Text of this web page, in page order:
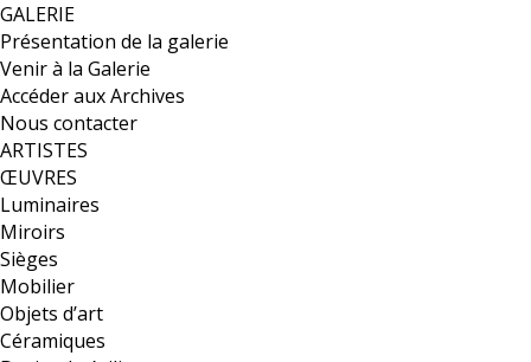
GALERIE
Présentation de la galerie
Venir à la Galerie
Accéder aux Archives
Nous contacter
ARTISTES
ŒUVRES
Luminaires
Miroirs
Sièges
Mobilier
Objets d’art
Céramiques